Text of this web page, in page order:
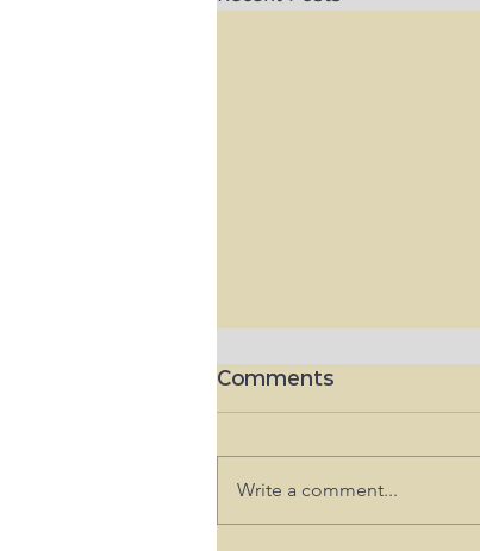
Comments
Write a comment...